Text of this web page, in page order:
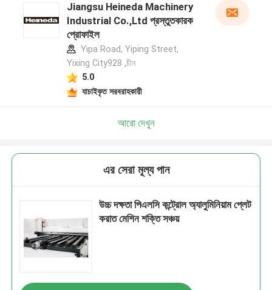
Jiangsu Heineda Machinery
Industrial Co.,Ltd প্রস্তুতকারক
প্রোফাইল
Yipa Road, Yiping Street,
Yixing City928 ,চীন
5.0
যাচাইকৃত সরবরাহকারী
আরো দেখুন
এর সেরা মূল্য পান
উচ্চ দক্ষতা পিএলসি কন্ট্রোল অ্যালুমিনিয়াম প্লেট
করাত মেশিন শক্তি সঞ্চয়